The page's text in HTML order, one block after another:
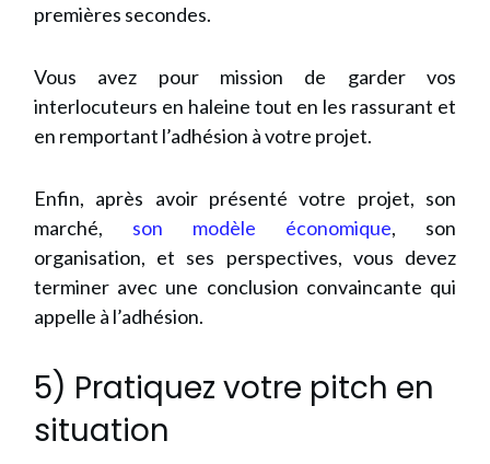
premières secondes.
Vous avez pour mission de garder vos
interlocuteurs en haleine tout en les rassurant et
en remportant l’adhésion à votre projet.
Enfin, après avoir présenté votre projet, son
marché, son modèle économique, son
organisation, et ses perspectives, vous devez
terminer avec une conclusion convaincante qui
appelle à l’adhésion.
5) Pratiquez votre pitch en
situation